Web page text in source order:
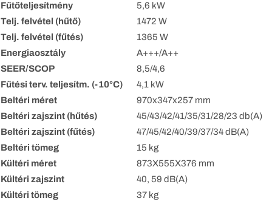
Fűtőteljesítmény
5,6 kW
Telj. felvétel (hűtő)
1472 W
Telj. felvétel (fűtés)
1365 W
Energiaosztály
A+++/A++
SEER/SCOP
8,5/4,6
Fűtési terv. teljesítm. (-10°C)
4,1 kW
Beltéri méret
970x347x257 mm
Beltéri zajszint (hűtés)
45/43/42/41/35/31/28/23 db(A)
Beltéri zajszint (fűtés)
47/45/42/40/39/37/34 dB(A)
Beltéri tömeg
15 kg
Kültéri méret
873X555X376 mm
Kültéri zajszint
40, 59 dB(A)
Kültéri tömeg
37 kg